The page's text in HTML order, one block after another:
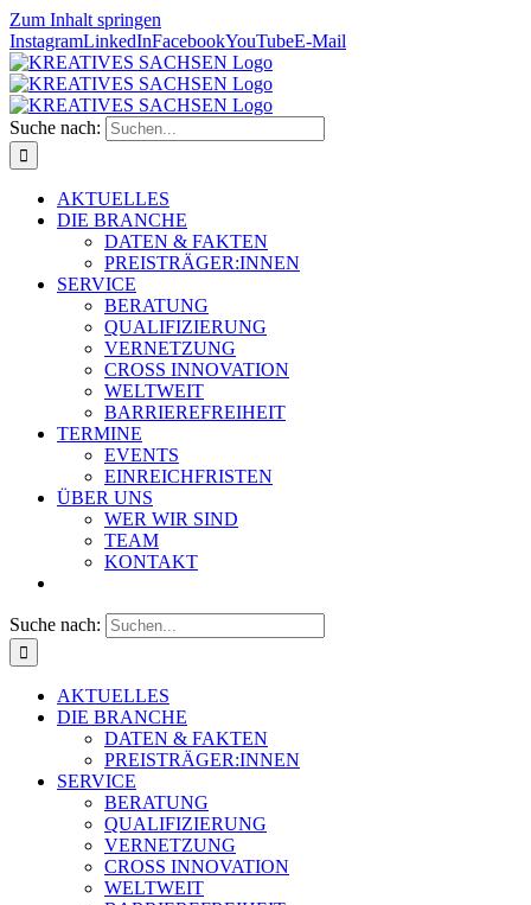
Zum Inhalt springen
InstagramLinkedInFacebookYouTubeE-Mail
Suche nach:
AKTUELLES
DIE BRANCHE
DATEN & FAKTEN
PREISTRÄGER:INNEN
SERVICE
BERATUNG
QUALIFIZIERUNG
VERNETZUNG
CROSS INNOVATION
WELTWEIT
BARRIEREFREIHEIT
TERMINE
EVENTS
EINREICHFRISTEN
ÜBER UNS
WER WIR SIND
TEAM
KONTAKT
Suche nach:
AKTUELLES
DIE BRANCHE
DATEN & FAKTEN
PREISTRÄGER:INNEN
SERVICE
BERATUNG
QUALIFIZIERUNG
VERNETZUNG
CROSS INNOVATION
WELTWEIT